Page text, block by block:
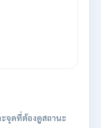
จุดที่ต้องดูสถานะ